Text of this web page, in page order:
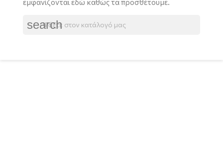
εμφανίζονται εδώ καθώς τα προσθέτουμε.
search